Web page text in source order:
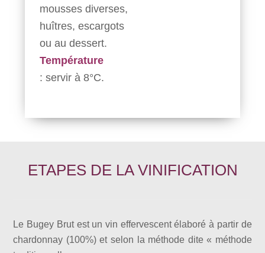
mousses diverses,
huîtres, escargots
ou au dessert.
Température
: servir à 8°C.
ETAPES DE LA VINIFICATION
Le Bugey Brut est un vin effervescent élaboré à partir de
chardonnay (100%) et selon la méthode dite « méthode